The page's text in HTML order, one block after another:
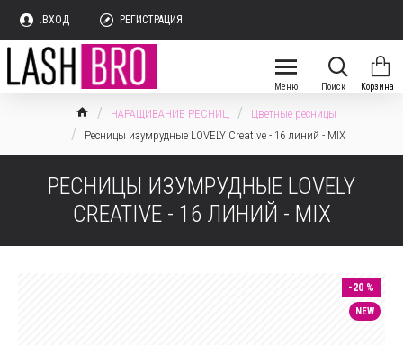
.ВХОД РЕГИСТРАЦИЯ
НАРАЩИВАНИЕ РЕСНИЦ
Цветные ресницы
Ресницы изумрудные LOVELY Creative - 16 линий - MIX
РЕСНИЦЫ ИЗУМРУДНЫЕ LOVELY
CREATIVE - 16 ЛИНИЙ - MIX
NEW
-20 %